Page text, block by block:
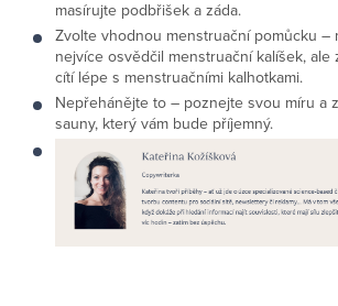
masírujte podbřišek a záda.
Zvolte vhodnou menstruační pomůcku –
nejvíce osvědčil menstruační kalíšek, ale
cítí lépe s menstruačními kalhotkami.
Nepřehánějte to – poznejte svou míru a
sauny, který vám bude příjemný.